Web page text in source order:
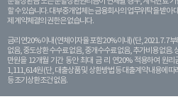
할 수 있습니다. 대부중개업체는 금융회사의 업무위탁을 받아
제 계약체결의 권한은 없습니다.
금리 연20% 이내 (연체이자율 포함 20% 이내) (단, 2021. 7. 7
없음, 중도상환 수수료 없음, 중개수수료 없음, 추가비용 없음.
만원을 12개월 기간 동안 최대 금 리 연20% 적용하여 원
1,111,614원 (단, 대출상품 및 상환방법 등 대출계약 내용에
등 조기상환조건 없음.